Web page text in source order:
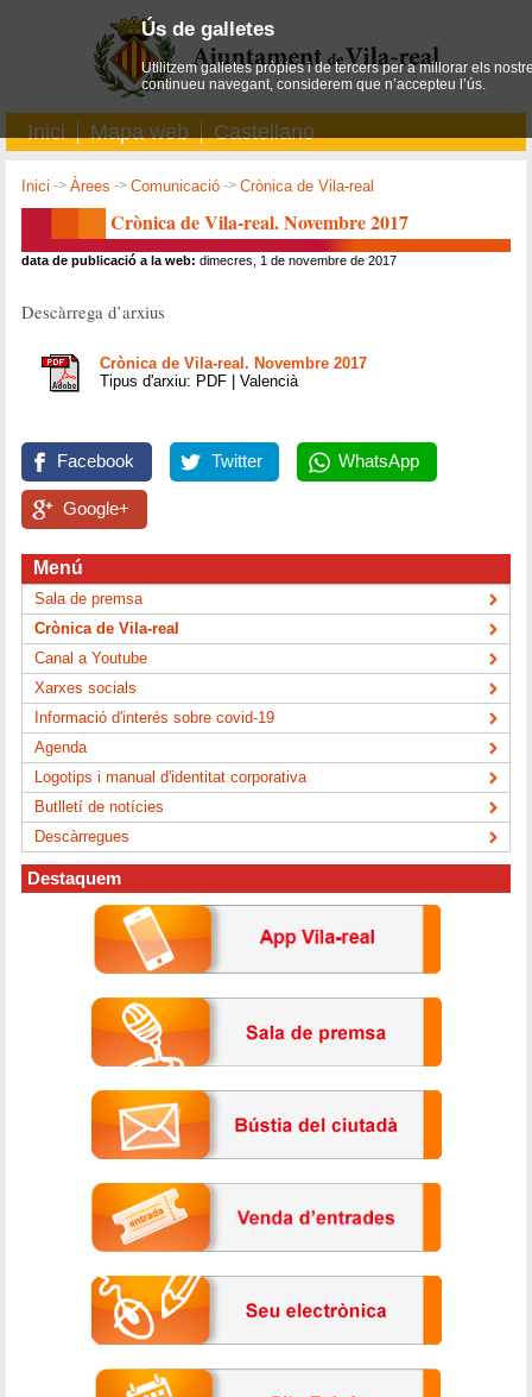
Inici Mapa web Castellano
Inici ->Àrees ->Comunicació ->Crònica de Vila-real
Crònica de Vila-real. Novembre 2017
data de publicació a la web: dimecres, 1 de novembre de 2017
Descàrrega d’arxius
Crònica de Vila-real. Novembre 2017
Tipus d'arxiu: PDF | Valencià
Facebook Twitter WhatsApp
Google+
Menú
Sala de premsa
Crònica de Vila-real
Canal a Youtube
Xarxes socials
Informació d'interés sobre covid-19
Agenda
Logotips i manual d'identitat corporativa
Butlletí de notícies
Descàrregues
Destaquem
Ús de galletes
Utilitzem galletes pròpies i de tercers per a millorar els
continueu navegant, considerem que n’accepteu l’ús.